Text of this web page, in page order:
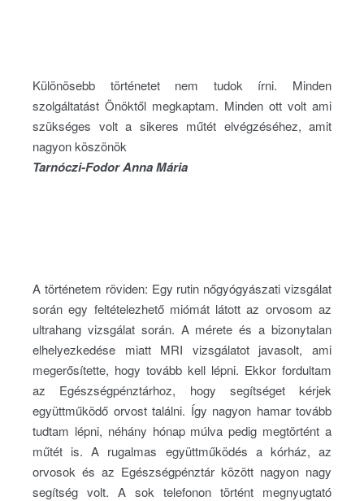
Különösebb történetet nem tudok írni. Minden
szolgáltatást Önöktől megkaptam. Minden ott volt ami
szükséges volt a sikeres műtét elvégzéséhez, amit
nagyon köszönök
Tarnóczi-Fodor Anna Mária
A történetem röviden: Egy rutin nőgyógyászati vizsgálat
során egy feltételezhető miómát látott az orvosom az
ultrahang vizsgálat során. A mérete és a bizonytalan
elhelyezkedése miatt MRI vizsgálatot javasolt, ami
megerősítette, hogy tovább kell lépni. Ekkor fordultam
az Egészségpénztárhoz, hogy segítséget kérjek
együttműködő orvost találni. Így nagyon hamar tovább
tudtam lépni, néhány hónap múlva pedig megtörtént a
műtét is. A rugalmas együttműködés a kórház, az
orvosok és az Egészségpénztár között nagyon nagy
segítség volt. A sok telefonon történt megnyugtató